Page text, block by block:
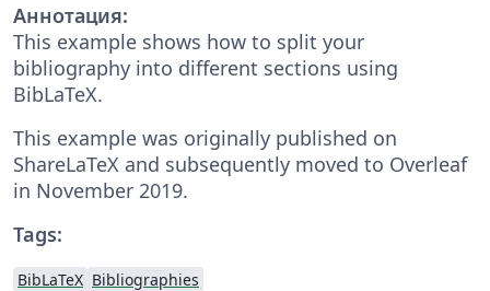
Аннотация:
This example shows how to split your
bibliography into different sections using
BibLaTeX.
This example was originally published on
ShareLaTeX and subsequently moved to Overleaf
in November 2019.
Tags:
BibLaTeX Bibliographies